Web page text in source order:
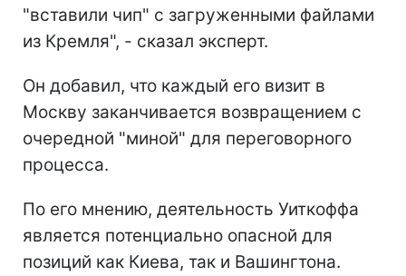
"вставили чип" с загруженными файлами
из Кремля", - сказал эксперт.
Он добавил, что каждый его визит в
Москву заканчивается возвращением с
очередной "миной" для переговорного
процесса.
По его мнению, деятельность Уиткоффа
является потенциально опасной для
позиций как Киева, так и Вашингтона.